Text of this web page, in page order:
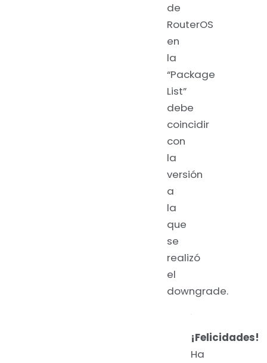
de
RouterOS
en
la
“Package
List”
debe
coincidir
con
la
versión
a
la
que
se
realizó
el
downgrade.
¡Felicidades!
Ha